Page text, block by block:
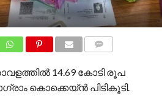
14.69 കോടി രൂപ
കൊക്കെയ്ൻ പിടികൂടി.